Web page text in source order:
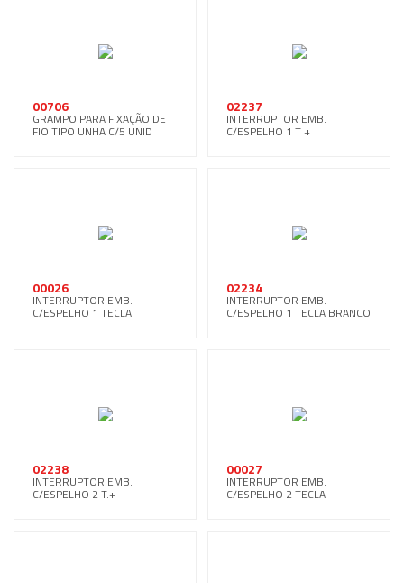
00706
GRAMPO PARA FIXAÇÃO DE
FIO TIPO UNHA C/5 UNID
02237
INTERRUPTOR EMB.
C/ESPELHO 1 T +
00026
INTERRUPTOR EMB.
C/ESPELHO 1 TECLA
02234
INTERRUPTOR EMB.
C/ESPELHO 1 TECLA BRANCO
02238
INTERRUPTOR EMB.
C/ESPELHO 2 T.+
00027
INTERRUPTOR EMB.
C/ESPELHO 2 TECLA